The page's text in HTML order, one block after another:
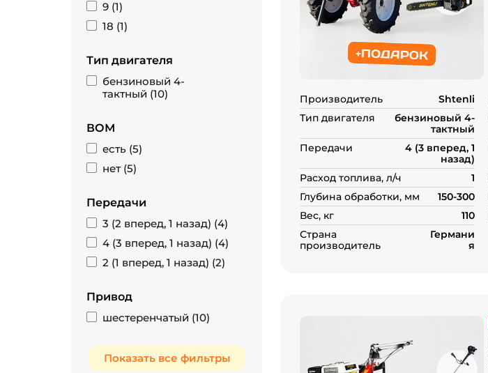
9 (1)
18 (1)
Тип двигателя
бензиновый 4-
тактный (10)
ВОМ
есть (5)
нет (5)
Передачи
3 (2 вперед, 1 назад) (4)
4 (3 вперед, 1 назад) (4)
2 (1 вперед, 1 назад) (2)
Привод
шестеренчатый (10)
Производитель Shtenli
Тип двигателя
бензиновый 4-
тактный
Передачи
4 (3 вперед, 1
назад)
Расход топлива, л/ч 1
Глубина обработки, мм
150-300
Вес, кг
110
Страна
производитель
Германи
я